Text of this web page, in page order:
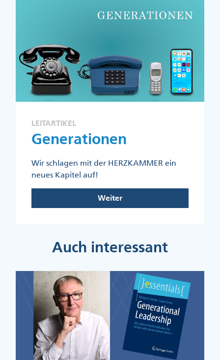
LEITARTIKEL
Generationen
Wir schlagen mit der HERZKAMMER ein
neues Kapitel auf!
Weiter
Auch interessant